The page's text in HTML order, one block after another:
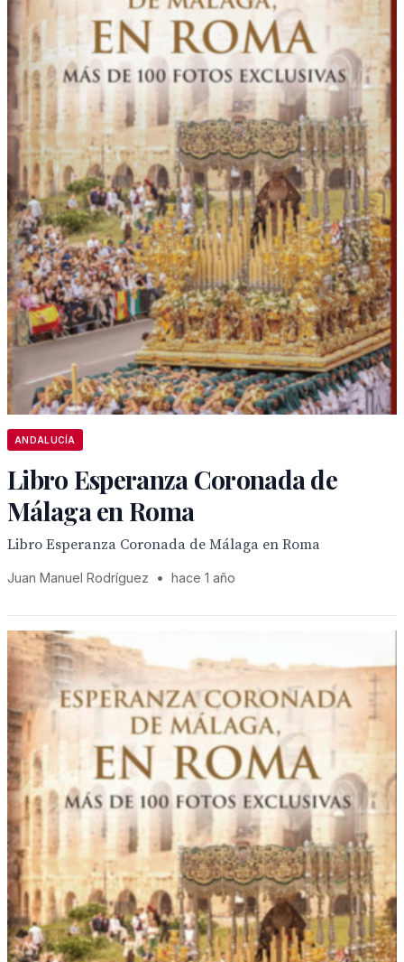
ANDALUCÍA
Libro Esperanza Coronada de
Málaga en Roma
Libro Esperanza Coronada de Málaga en Roma
Juan Manuel Rodríguez • hace 1 año